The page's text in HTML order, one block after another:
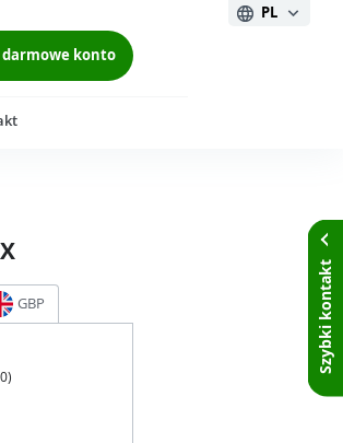
darmowe konto
PL
GBP
)
Szybki kontakt